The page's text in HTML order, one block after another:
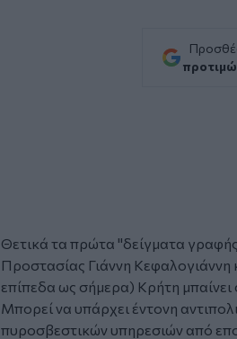
Θετικά τα πρώτα "δείγματα
Προστασίας Γιάννη Κεφαλογιάννη
επίπεδα ως σήμερα) Κρήτη
Μπορεί να υπάρχει έντονη
πυροσβεστικών υπηρεσιών από